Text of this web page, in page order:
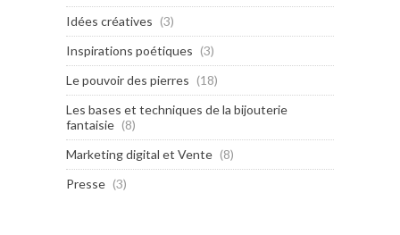
Idées créatives (3)
Inspirations poétiques (3)
Le pouvoir des pierres (18)
Les bases et techniques de la bijouterie
fantaisie (8)
Marketing digital et Vente (8)
Presse (3)